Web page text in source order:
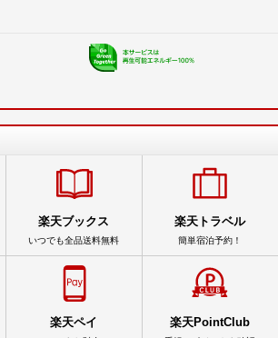
楽天ブックス
いつでも全品送料無料
楽天トラベル
簡単宿泊予約！
楽天ペイ 楽天PointClub